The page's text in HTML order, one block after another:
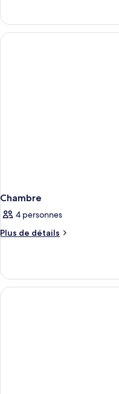
le
type
de
Chambre
4 personnes
Plus de détails
Plus
le
type
de